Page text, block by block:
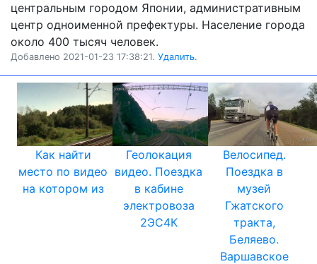
центральным городом Японии, административным
центр одноименной префектуры. Население города
около 400 тысяч человек.
Добавлено 2021-01-23 17:38:21. Удалить.
Как найти
место по видео
на котором из
Геолокация
видео. Поездка
в кабине
электровоза
2ЭС4К
Велосипед.
Поездка в
музей
Гжатского
тракта,
Беляево.
Варшавское